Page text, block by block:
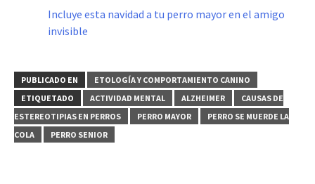
Incluye esta navidad a tu perro mayor en el amigo
invisible
PUBLICADO EN
ETOLOGÍA Y COMPORTAMIENTO CANINO
ETIQUETADO
ACTIVIDAD MENTAL ALZHEIMER
CAUSAS DE
ESTEREOTIPIAS EN PERROS
PERRO MAYOR
PERRO SE MUERDE LA
COLA
PERRO SENIOR